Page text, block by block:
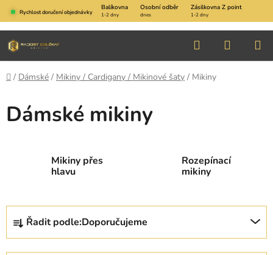
Přejít
na
obsah
Rychlost doručení objednávky
Balíkovna Osobní odběr Zásilkovna Z point
1-2 dny dnes 1-2 dny
Hledat
KOŠÍK
Domů
/ Dámské / Mikiny / Cardigany / Mikinové šaty / Mikiny
Dámské mikiny
Mikiny přes
hlavu
Rozepínací
mikiny
Ř
z
Řadit podle:Doporučujeme